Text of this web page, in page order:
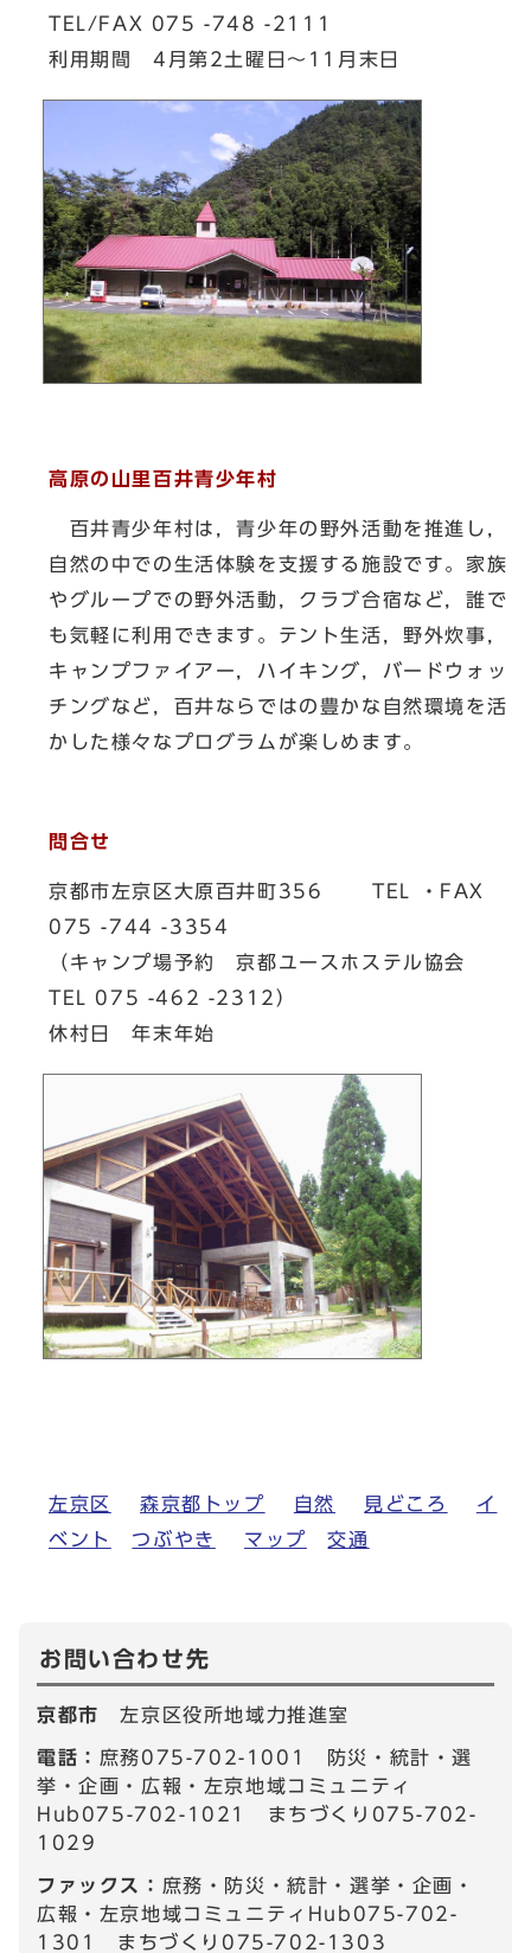
TEL/FAX 075 -748 -2111
利用期間 4月第2土曜日～11月末日
高原の山里百井青少年村
百井青少年村は，青少年の野外活動を推進し，
自然の中での生活体験を支援する施設です。家族
やグループでの野外活動，クラブ合宿など，誰で
も気軽に利用できます。テント生活，野外炊事，
キャンプファイアー，ハイキング，バードウォッ
チングなど，百井ならではの豊かな自然環境を活
かした様々なプログラムが楽しめます。
問合せ
京都市左京区大原百井町356 TEL ・FAX
075 -744 -3354
（キャンプ場予約 京都ユースホステル協会
TEL 075 -462 -2312）
休村日 年末年始
左京区 森京都トップ 自然 見どころ
イ
ベント
つぶやき マップ 交通
お問い合わせ先
京都市左京区役所地域力推進室
電話： 庶務075-702-1001 防災・統計・選
挙・企画・広報・左京地域コミュニティ
Hub075-702-1021 まちづくり075-702-
1029
ファックス： 庶務・防災・統計・選挙・企画・
広報・左京地域コミュニティHub075-702-
1301 まちづくり075-702-1303